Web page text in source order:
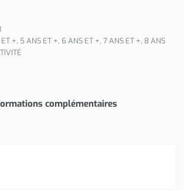
+, 5 ANS ET +, 6 ANS ET +, 7 ANS ET +, 8 ANS
complémentaires